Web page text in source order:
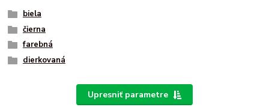
biela
čierna
farebná
dierkovaná
Upresniť parametre